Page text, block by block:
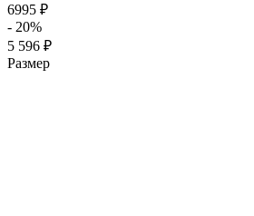
6995 ₽
- 20%
5 596 ₽
Размер